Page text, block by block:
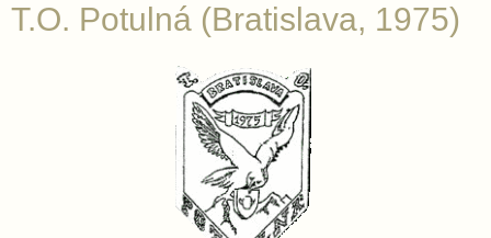
T.O. Potulná (Bratislava, 1975)